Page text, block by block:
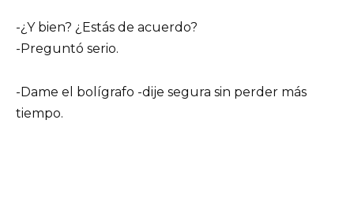
-¿Y bien? ¿Estás de acuerdo?
-Preguntó serio.
-Dame el bolígrafo -dije segura sin perder más
tiempo.